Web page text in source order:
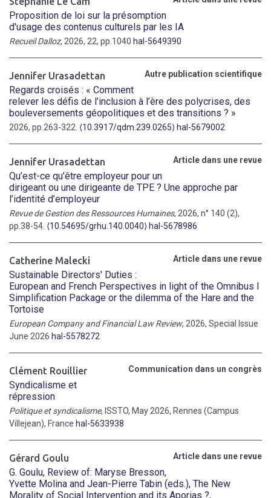
Proposition de loi sur la présomption
d'usage des contenus culturels par les IA
Recueil Dalloz, 2026, 22, pp.1040 hal-5649390
Autre publication scientifique
Jennifer Urasadettan
Regards croisés : « Comment
relever les défis de l’inclusion à l’ère des polycrises, des
bouleversements géopolitiques et des transitions ? »
2026, pp.263-322. ⟨10.3917/qdm.239.0265⟩ hal-5679002
Article dans une revue
Jennifer Urasadettan
Qu’est-ce qu’être employeur pour un
dirigeant ou une dirigeante de TPE ? Une approche par
l’identité d’employeur
Revue de Gestion des Ressources Humaines, 2026, n° 140 (2),
pp.38-54. ⟨10.54695/grhu.140.0040⟩ hal-5678986
Article dans une revue
Catherine Malecki
Sustainable Directors' Duties :
European and French Perspectives in light of the Omnibus I
Simplification Package or the dilemma of the Hare and the
Tortoise
European Company and Financial Law Review, 2026, Special Issue
June 2026 hal-5578272
Communication dans un congrès
Clément Rouillier
Syndicalisme et
répression
Politique et syndicalisme, ISSTO, May 2026, Rennes (Campus
Villejean), France hal-5633938
Article dans une revue
Gérard Goulu
G. Goulu, Review of: Maryse Bresson,
Yvette Molina and Jean-Pierre Tabin (eds.), The New
Morality of Social Intervention and its Aporias ?,